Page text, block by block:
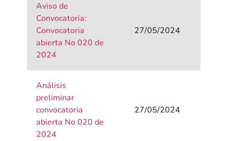
Aviso de
Convocatoria:
Convocatoria
abierta No 020 de
2024
27/05/2024
Análisis
preliminar
convocatoria
abierta No 020 de
2024
27/05/2024